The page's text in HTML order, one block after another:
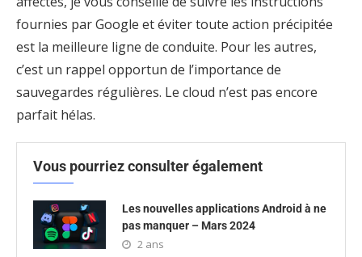
fournies par Google et éviter toute action précipitée
est la meilleure ligne de conduite. Pour les autres,
c’est un rappel opportun de l’importance de
sauvegardes régulières. Le cloud n’est pas encore
parfait hélas.
Vous pourriez consulter également
Les nouvelles applications Android à ne
pas manquer – Mars 2024
2 ans